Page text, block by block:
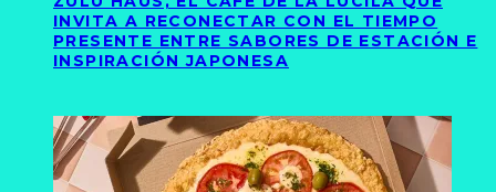
INVITA A RECONECTAR CON EL TIEMPO
PRESENTE ENTRE SABORES DE ESTACIÓN E
INSPIRACIÓN JAPONESA